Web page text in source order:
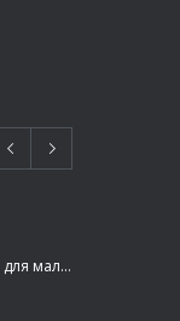
ГРУДНОЕ ВСКАРМЛИВАНИЕ: польза для малыша и мамы